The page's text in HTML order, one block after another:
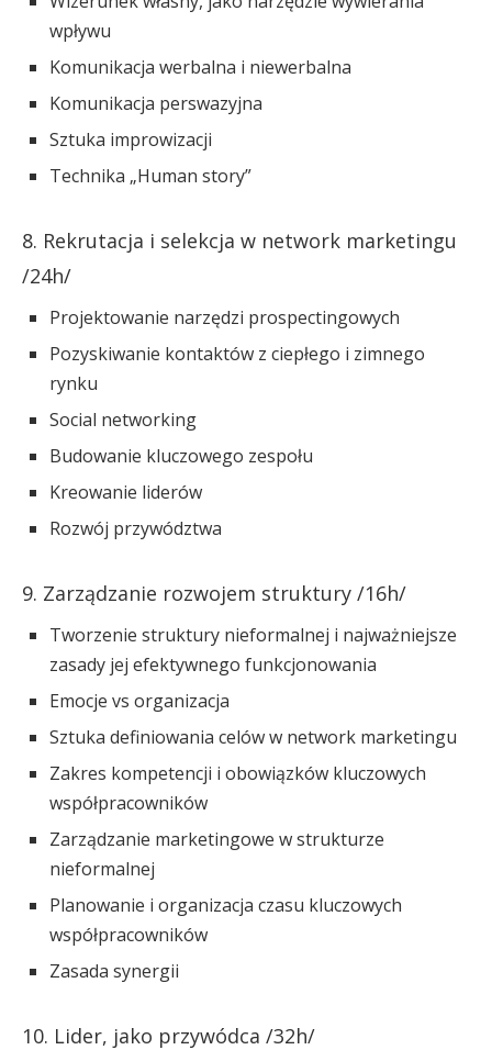
wpływu
Komunikacja werbalna i niewerbalna
Komunikacja perswazyjna
Sztuka improwizacji
Technika „Human story”
8. Rekrutacja i selekcja w network marketingu
/24h/
Projektowanie narzędzi prospectingowych
Pozyskiwanie kontaktów z ciepłego i zimnego
rynku
Social networking
Budowanie kluczowego zespołu
Kreowanie liderów
Rozwój przywództwa
9. Zarządzanie rozwojem struktury /16h/
Tworzenie struktury nieformalnej i najważniejsze
zasady jej efektywnego funkcjonowania
Emocje vs organizacja
Sztuka definiowania celów w network marketingu
Zakres kompetencji i obowiązków kluczowych
współpracowników
Zarządzanie marketingowe w strukturze
nieformalnej
Planowanie i organizacja czasu kluczowych
współpracowników
Zasada synergii
10. Lider, jako przywódca /32h/